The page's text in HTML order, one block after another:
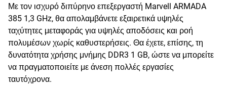
Με τον ισχυρό διπύρηνο επεξεργαστή Marvell ARMADA
385 1,3 GHz, θα απολαμβάνετε εξαιρετικά υψηλές
ταχύτητες μεταφοράς για υψηλές αποδόσεις και ροή
πολυμέσων χωρίς καθυστερήσεις. Θα έχετε, επίσης, τη
δυνατότητα χρήσης μνήμης DDR3 1 GB, ώστε να μπορείτε
να πραγματοποιείτε με άνεση πολλές εργασίες
ταυτόχρονα.